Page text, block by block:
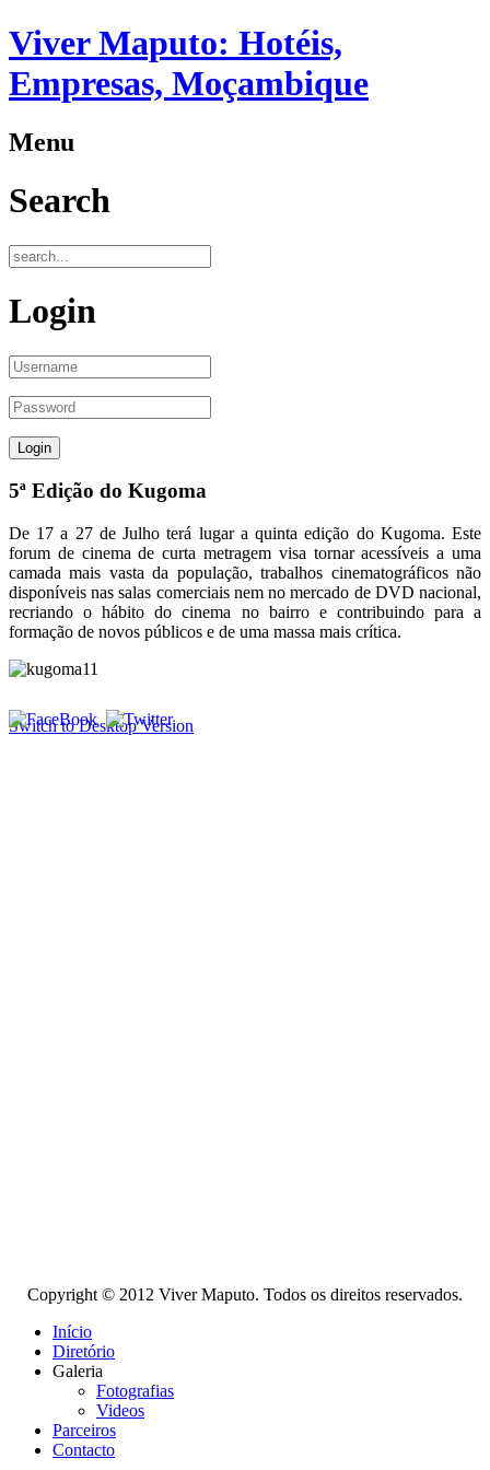
Viver Maputo: Hotéis,
Empresas, Moçambique
Menu
Search
Login
5ª Edição do Kugoma
De 17 a 27 de Julho terá lugar a quinta edição do Kugoma. Este
forum de cinema de curta metragem visa tornar acessíveis a uma
camada mais vasta da população, trabalhos cinematográficos não
disponíveis nas salas comerciais nem no mercado de DVD nacional,
recriando o hábito do cinema no bairro e contribuindo para a
formação de novos públicos e de uma massa mais crítica.
Switch to Desktop Version
Copyright © 2012 Viver Maputo. Todos os direitos reservados.
Início
Diretório
Galeria
Fotografias
Videos
Parceiros
Contacto